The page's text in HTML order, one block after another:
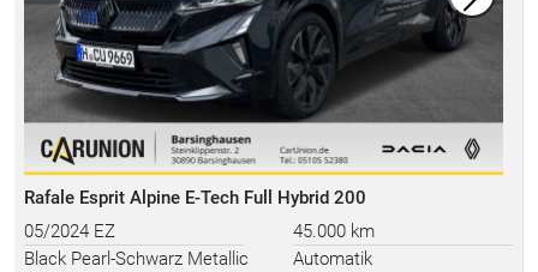
Rafale Esprit Alpine E-Tech Full Hybrid 200
05/2024 EZ
45.000 km
Black Pearl-Schwarz Metallic
Automatik